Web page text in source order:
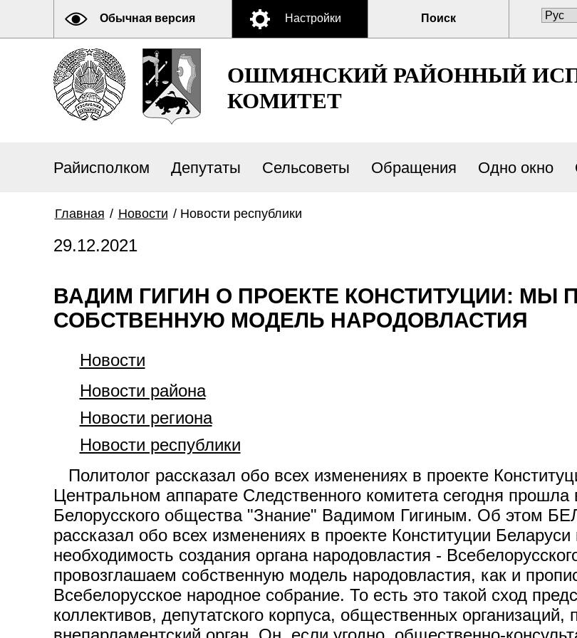
Обычная версия Настройки Поиск
ОШМЯНСКИЙ РАЙОННЫЙ
КОМИТЕТ
Райисполком Депутаты Сельсоветы Обращения Одно окно
Главная / Новости / Новости республики
29.12.2021
ВАДИМ ГИГИН О ПРОЕКТЕ КОНСТИТУЦИИ: МЫ
СОБСТВЕННУЮ МОДЕЛЬ НАРОДОВЛАСТИЯ
Новости
Новости района
Новости региона
Новости республики
Политолог рассказал обо всех изменениях в проекте
Центральном аппарате Следственного комитета сегодня
Белорусского общества "Знание" Вадимом Гигиным. Об этом
рассказал обо всех изменениях в проекте Конституции
необходимость создания органа народовластия -
провозглашаем собственную модель народовластия, как и
Всебелорусское народное собрание. То есть это такой сход
коллективов, депутатского корпуса, общественных организаций,